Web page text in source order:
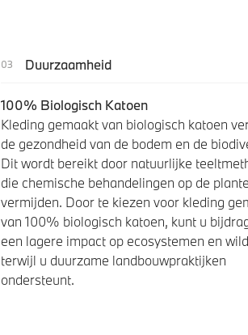
Duurzaamheid
100% Biologisch Katoen
Kleding gemaakt van biologisch katoen
de gezondheid van de bodem en de
Dit wordt bereikt door natuurlijke
die chemische behandelingen op de
vermijden. Door te kiezen voor kleding
van 100% biologisch katoen, kunt u
een lagere impact op ecosystemen en
terwijl u duurzame landbouwpraktijken
ondersteunt.